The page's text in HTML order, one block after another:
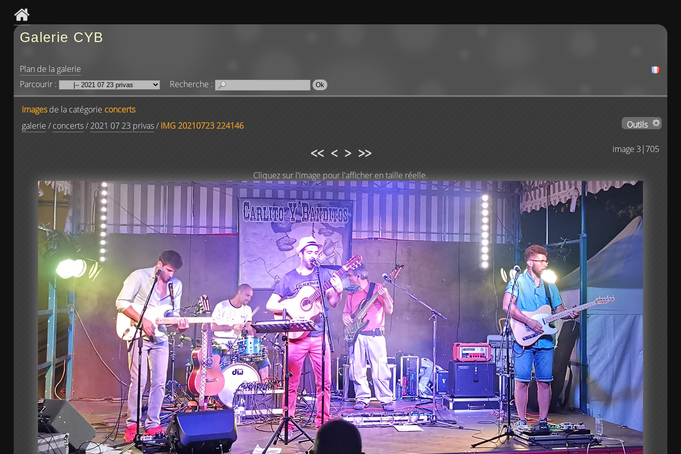
Galerie CYB
Plan de la galerie
Parcourir :
Recherche :
Imagesde la catégorie concerts
Outils
galerie / concerts/ 2021 07 23 privas/ IMG 20210723 224146
image 3|705
<< < > >>
Cliquez sur l'image pour l'afficher en taille réelle.